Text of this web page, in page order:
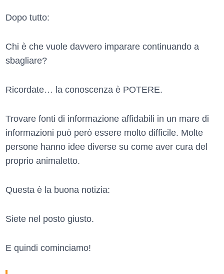
Dopo tutto:
Chi è che vuole davvero imparare continuando a
sbagliare?
Ricordate… la conoscenza è POTERE.
Trovare fonti di informazione affidabili in un mare di
informazioni può però essere molto difficile. Molte
persone hanno idee diverse su come aver cura del
proprio animaletto.
Questa è la buona notizia:
Siete nel posto giusto.
E quindi cominciamo!